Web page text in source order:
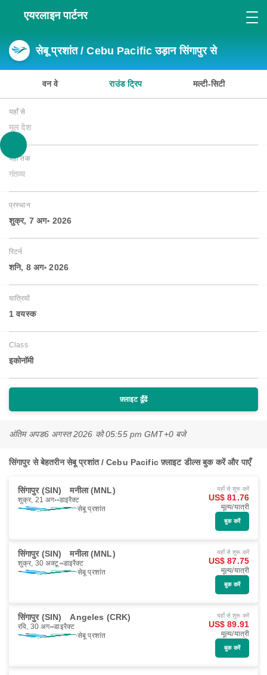
एयरलाइन पार्टनर
सेबू प्रशांत / Cebu Pacific उड़ान सिंगापुर से
वन वे राउंड ट्रिप मल्टी-सिटी
यहाँ से
मूल देश
यहाँ तक
गंतव्य
प्रस्थान
शुक्र, 7 अग॰ 2026
रिटर्न
शनि, 8 अग॰ 2026
यात्रियों
1 वयस्‍क
Class
इकोनॉमी
फ़्लाइट ढूँढें
अंतिम अपड6 अगस्त 2026 को 05:55 pm GMT+0 बजे
सिंगापुर से बेहतरीन सेबू प्रशांत / Cebu Pacific फ़्लाइट डील्स बुक करें और पाएँ
सिंगापुर (SIN) मनीला (MNL)
शुक्र, 21 अग॰ डाइरैक्ट
सेबू प्रशांत
यहाँ से शुरू करें
US$ 81.76
मूल्य/यात्री
बुक करें
सिंगापुर (SIN) मनीला (MNL)
शुक्र, 30 अक्टू॰ डाइरैक्ट
सेबू प्रशांत
यहाँ से शुरू करें
US$ 87.75
मूल्य/यात्री
बुक करें
सिंगापुर (SIN) Angeles (CRK)
रवि, 30 अग॰ डाइरैक्ट
सेबू प्रशांत
यहाँ से शुरू करें
US$ 89.91
मूल्य/यात्री
बुक करें